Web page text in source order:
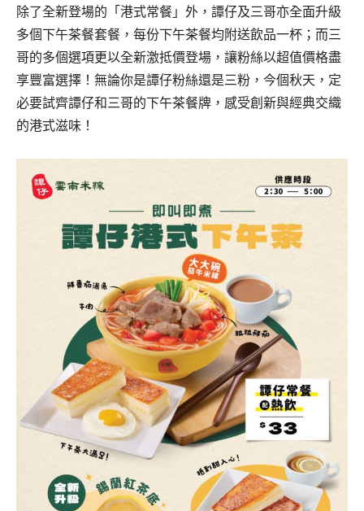
除了全新登場的「港式常餐」外，譚仔及三哥亦全面升級
多個下午茶餐套餐，每份下午茶餐均附送飲品一杯；而三
哥的多個選項更以全新激抵價登場，讓粉絲以超值價格盡
享豐富選擇！無論你是譚仔粉絲還是三粉，今個秋天，定
必要試齊譚仔和三哥的下午茶餐牌，感受創新與經典交織
的港式滋味！